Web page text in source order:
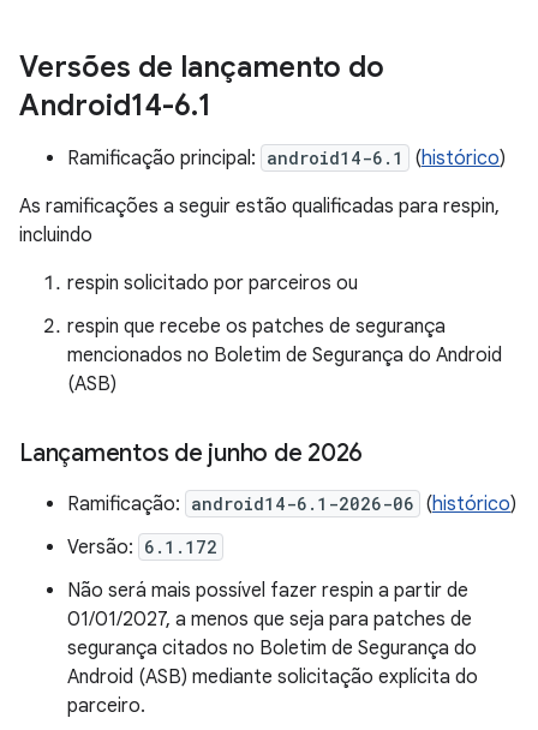
Versões de lançamento do
Android14-6.1
Ramificação principal: android14-6.1 (histórico)
As ramificações a seguir estão qualificadas para respin,
incluindo
respin solicitado por parceiros ou
respin que recebe os patches de segurança
mencionados no Boletim de Segurança do Android
(ASB)
Lançamentos de junho de 2026
Ramificação: android14-6.1-2026-06 (histórico)
Versão: 6.1.172
Não será mais possível fazer respin a partir de
01/01/2027, a menos que seja para patches de
segurança citados no Boletim de Segurança do
Android (ASB) mediante solicitação explícita do
parceiro.